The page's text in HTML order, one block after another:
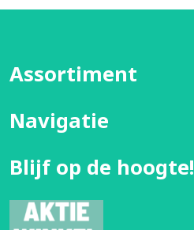
Assortiment
Navigatie
Blijf op de hoogte!